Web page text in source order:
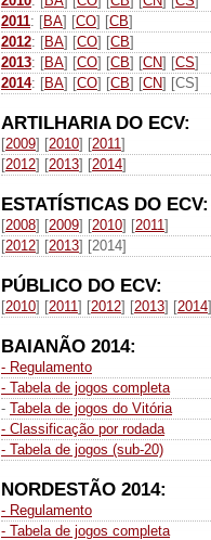
2011: [BA] [CO] [CB]
2012: [BA] [CO] [CB]
2013: [BA] [CO] [CB] [CN] [CS]
2014: [BA] [CO] [CB] [CN] [CS]
ARTILHARIA DO ECV:
[2009] [2010] [2011]
[2012] [2013] [2014]
ESTATÍSTICAS DO ECV:
[2008] [2009] [2010] [2011]
[2012] [2013] [2014]
PÚBLICO DO ECV:
[2010] [2011] [2012] [2013] [2014]
BAIANÃO 2014:
- Regulamento
- Tabela de jogos completa
- Tabela de jogos do Vitória
- Classificação por rodada
- Tabela de jogos (sub-20)
NORDESTÃO 2014:
- Regulamento
- Tabela de jogos completa